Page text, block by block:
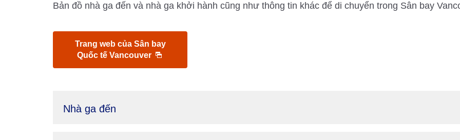
Bản đồ nhà ga đến và nhà ga khởi hành cũng như thông tin khác để di chuyển trong Sân bay
Trang web của Sân bay
Quốc tế Vancouver
Nhà ga đến